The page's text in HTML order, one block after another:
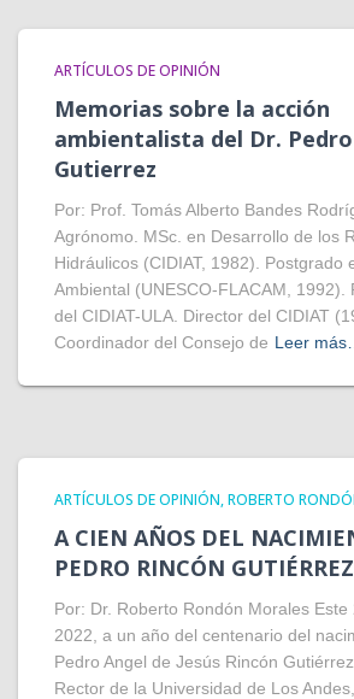
ARTÍCULOS DE OPINIÓN
Memorias sobre la acción
ambientalista del Dr.
Gutierrez
Por: Prof. Tomás Alberto Bandes
Agrónomo. MSc. en Desarrollo de los
Hidráulicos (CIDIAT, 1982). Postgrado
Ambiental (UNESCO-FLACAM, 1992).
del CIDIAT-ULA. Director del CIDIAT
Coordinador del Consejo de Leer más…
ARTÍCULOS DE OPINIÓN ROBERTO
A CIEN AÑOS DEL
PEDRO RINCÓN GUTIÉRREZ
Por: Dr. Roberto Rondón Morales Este
2022, a un año del centenario del
Pedro Angel de Jesús Rincón
Rector de la Universidad de Los Andes,